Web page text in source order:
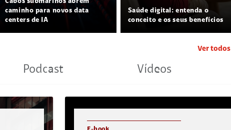
caminho para novos data
centers de IA
Saúde digital: entenda o
conceito e os seus benefícios
Ver todos
Podcast Vídeos